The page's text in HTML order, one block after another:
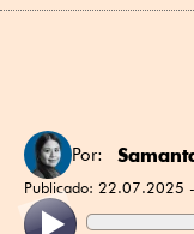
Por:
Publicado: 22.07.2025